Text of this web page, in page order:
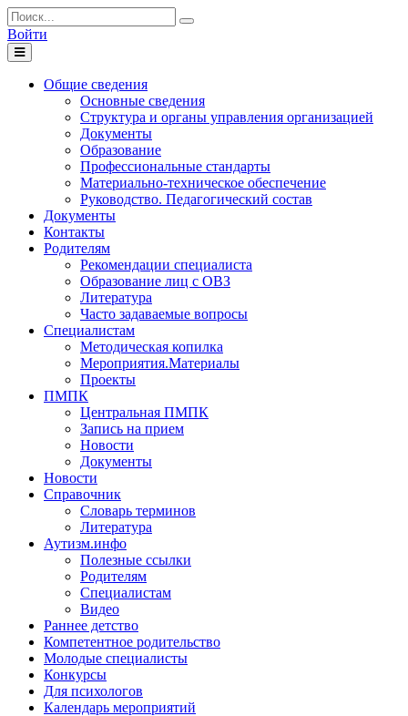
Войти
Toggle
navigation
Общие сведения
Основные сведения
Структура и органы управления организацией
Документы
Образование
Профессиональные стандарты
Материально-техническое обеспечение
Руководство. Педагогический состав
Документы
Контакты
Родителям
Рекомендации специалиста
Образование лиц с ОВЗ
Литература
Часто задаваемые вопросы
Специалистам
Методическая копилка
Мероприятия.Материалы
Проекты
ПМПК
Центральная ПМПК
Запись на прием
Новости
Документы
Новости
Справочник
Словарь терминов
Литература
Аутизм.инфо
Полезные ссылки
Родителям
Специалистам
Видео
Раннее детство
Компетентное родительство
Молодые специалисты
Конкурсы
Для психологов
Календарь мероприятий